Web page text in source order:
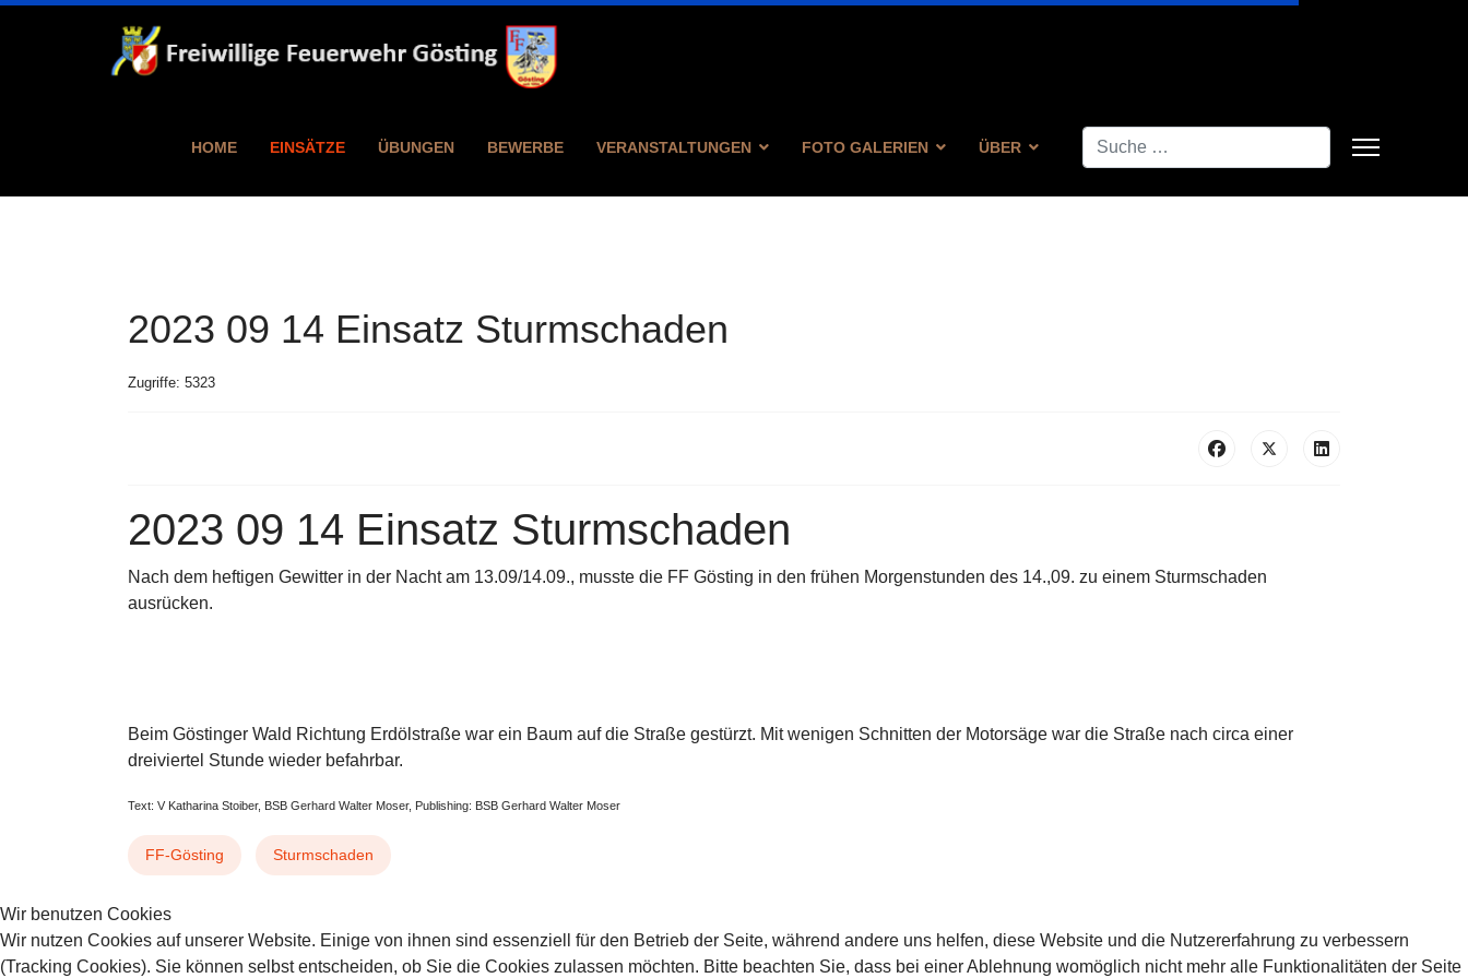
HOME EINSÄTZE ÜBUNGEN BEWERBE VERANSTALTUNGEN FOTO GALERIEN ÜBER Suchen
2023 09 14 Einsatz Sturmschaden
Zugriffe: 5323
2023 09 14 Einsatz Sturmschaden
Nach dem heftigen Gewitter in der Nacht am 13.09/14.09., musste die FF Gösting in den frühen Morgenstunden des 14.,09. zu einem Sturmschaden
ausrücken.
Beim Göstinger Wald Richtung Erdölstraße war ein Baum auf die Straße gestürzt. Mit wenigen Schnitten der Motorsäge war die Straße nach circa einer
dreiviertel Stunde wieder befahrbar.
Text: V Katharina Stoiber, BSB Gerhard Walter Moser, Publishing: BSB Gerhard Walter Moser
FF-Gösting Sturmschaden
VORHERIGER BEITRAG: 2023 07 17 EINSATZ B3 FLURBRAND
ZURÜCK NÄCHSTER BEITRAG: 2023 09 14 T2 EINSATZ VERKEHRSUNFALL
WEITER
Wir benutzen Cookies
Wir nutzen Cookies auf unserer Website. Einige von ihnen sind essenziell für den Betrieb der Seite, während andere uns helfen, diese Website und die Nutzererfahrung zu verbessern
(Tracking Cookies). Sie können selbst entscheiden, ob Sie die Cookies zulassen möchten. Bitte beachten Sie, dass bei einer Ablehnung womöglich nicht mehr alle Funktionalitäten der Seite